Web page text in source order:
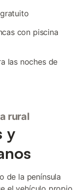
con piscina
las noches de
rural
y
de la península